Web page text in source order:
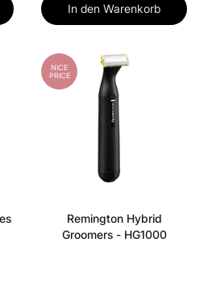
In den Warenkorb
NICE
PRICE
Remington Hybrid
Groomers - HG1000